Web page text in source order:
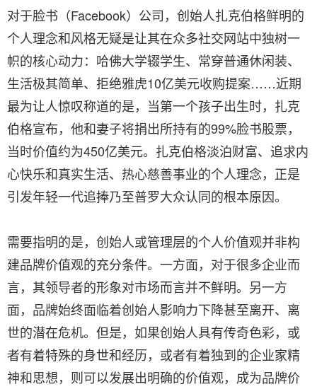
对于脸书（Facebook）公司，创始人扎克伯格鲜明的
个人理念和风格无疑是让其在众多社交网站中独树一
帜的核心动力：哈佛大学辍学生、常穿普通休闲装、
生活极其简单、拒绝雅虎10亿美元收购提案……近期
最为让人惊叹称道的是，当第一个孩子出生时，扎克
伯格宣布，他和妻子将捐出所持有的99%脸书股票，
当时价值约为450亿美元。扎克伯格淡泊财富、追求内
心快乐和真实生活、热心慈善事业的个人理念，正是
引发年轻一代追捧乃至普罗大众认同的根本原因。
需要指明的是，创始人或管理层的个人价值观并非构
建品牌价值观的充分条件。一方面，对于很多企业而
言，其领导者的形象对市场而言并不鲜明。另一方
面，品牌始终面临着创始人影响力下降甚至离开、离
世的潜在危机。但是，如果创始人具有传奇色彩，或
者有着特殊的身世和经历，或者有着独到的企业家精
神和思想，则可以发展出明确的价值观，成为品牌价